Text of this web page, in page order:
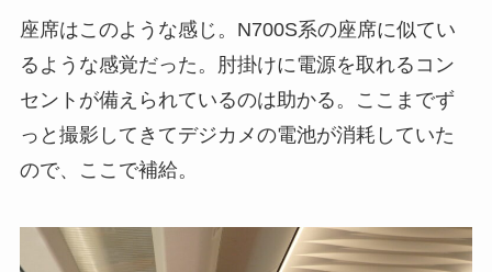
座席はこのような感じ。N700S系の座席に似てい
るような感覚だった。肘掛けに電源を取れるコン
セントが備えられているのは助かる。ここまでず
っと撮影してきてデジカメの電池が消耗していた
ので、ここで補給。